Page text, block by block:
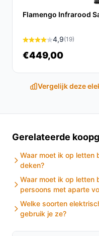
De ZenZee Elektrische
voor iedereen die op
een slimme investering
Ontdek alle
past bij jouw
Flamengo Infrarood
4,9(19)
€449,00
Vergelijk deze
Gerelateerde
Waar moet ik op letten
deken?
Waar moet ik op letten
persoons met aparte
Welke soorten
gebruik je ze?